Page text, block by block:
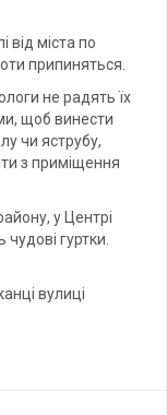
від міста по
припиняться.
не радять їх
щоб винести
чи яструбу,
з приміщення
у Центрі
гуртки.
вулиці